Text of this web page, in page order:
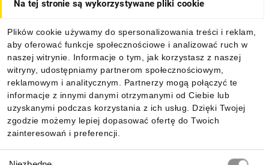
Na tej stronie są wykorzystywane pliki cookie
Plików cookie używamy do spersonalizowania treści i reklam,
aby oferować funkcje społecznościowe i analizować ruch w
naszej witrynie. Informacje o tym, jak korzystasz z naszej
witryny, udostępniamy partnerom społecznościowym,
reklamowym i analitycznym. Partnerzy mogą połączyć te
informacje z innymi danymi otrzymanymi od Ciebie lub
uzyskanymi podczas korzystania z ich usług. Dzięki Twojej
zgodzie możemy lepiej dopasować ofertę do Twoich
zainteresowań i preferencji.
Informacje
Pobierz naszą aplikację mobilną: